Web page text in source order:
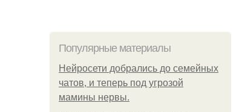
Популярные материалы
Нейросети добрались до семейных
чатов, и теперь под угрозой
мамины нервы.